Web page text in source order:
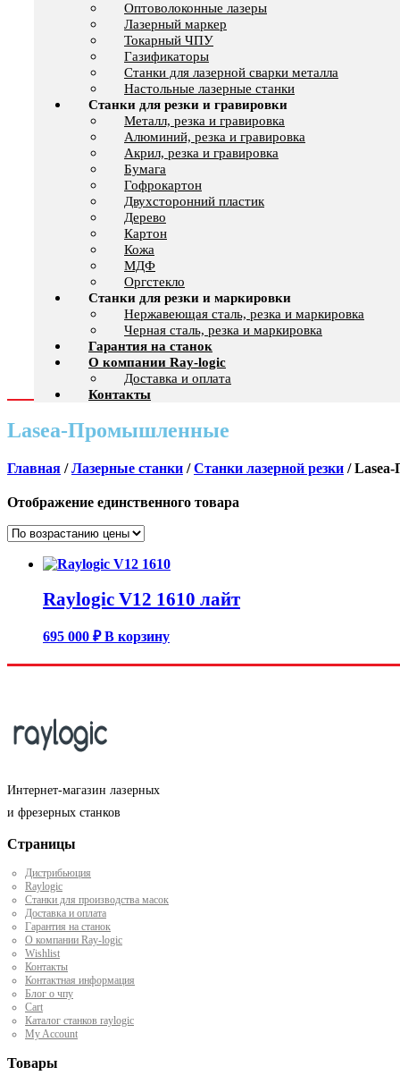
Оптоволоконные лазеры
Лазерный маркер
Токарный ЧПУ
Газификаторы
Cтанки для лазерной сварки металла
Настольные лазерные станки
Станки для резки и гравировки
Металл, резка и гравировка
Алюминий, резка и гравировка
Акрил, резка и гравировка
Бумага
Гофрокартон
Двухсторонний пластик
Дерево
Картон
Кожа
МДФ
Оргстекло
Станки для резки и маркировки
Нержавеющая сталь, резка и маркировка
Черная сталь, резка и маркировка
Гарантия на станок
О компании Ray-logic
Доставка и оплата
Контакты
Lasea-Промышленные
Главная /Лазерные станки /Станки лазерной резки /
Отображение единственного товара
Raylogic V12 1610 лайт
695 000 ₽ В корзину
Интернет-магазин лазерных
и фрезерных станков
Страницы
Дистрибьюция
Raylogic
Станки для производства масок
Доставка и оплата
Гарантия на станок
О компании Ray-logic
Wishlist
Контакты
Контактная информация
Блог о чпу
Cart
Каталог станков raylogic
My Account
Товары